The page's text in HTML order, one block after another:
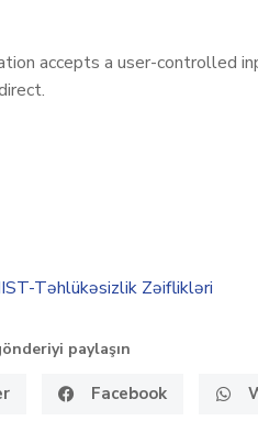
accepts a user-controlled
Təhlükəsizlik Zəiflikləri
paylaşın
Facebook